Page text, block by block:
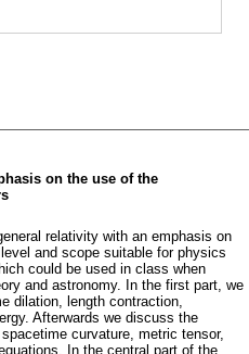
on the use of the
relativity with an emphasis on
and scope suitable for physics
could be used in class when
and astronomy. In the first part, we
dilation, length contraction,
Afterwards we discuss the
curvature, metric tensor,
In the central part of the